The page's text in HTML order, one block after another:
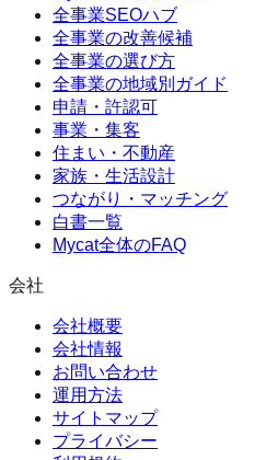
全事業SEOハブ
全事業の改善候補
全事業の選び方
全事業の地域別ガイド
申請・許認可
事業・集客
住まい・不動産
家族・生活設計
つながり・マッチング
白書一覧
Mycat全体のFAQ
会社
会社概要
会社情報
お問い合わせ
運用方法
サイトマップ
プライバシー